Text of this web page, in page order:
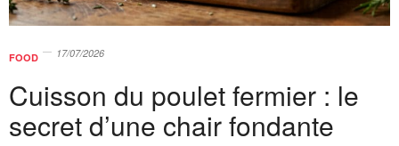
FOOD 17/07/2026
Cuisson du poulet fermier : le
secret d’une chair fondante